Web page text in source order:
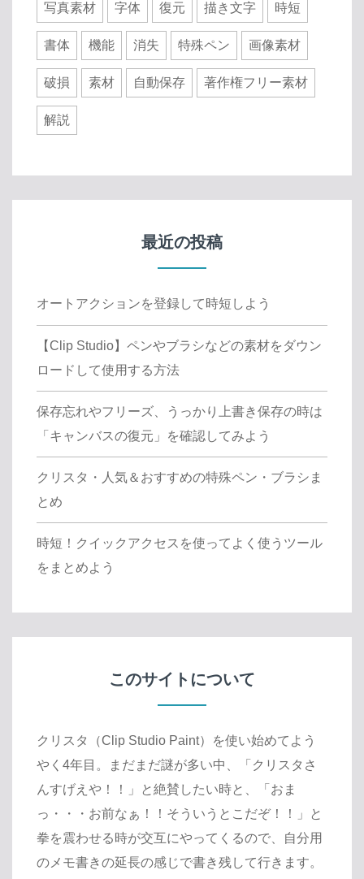
写真素材 字体 復元 描き文字 時短
書体 機能 消失 特殊ペン 画像素材
破損 素材 自動保存 著作権フリー素材
解説
最近の投稿
オートアクションを登録して時短しよう
【Clip Studio】ペンやブラシなどの素材をダウン
ロードして使用する方法
保存忘れやフリーズ、うっかり上書き保存の時は
「キャンバスの復元」を確認してみよう
クリスタ・人気＆おすすめの特殊ペン・ブラシま
とめ
時短！クイックアクセスを使ってよく使うツール
をまとめよう
このサイトについて
クリスタ（Clip Studio Paint）を使い始めてよう
やく4年目。まだまだ謎が多い中、「クリスタさ
んすげえや！！」と絶賛したい時と、「おま
っ・・・お前なぁ！！そういうとこだぞ！！」と
拳を震わせる時が交互にやってくるので、自分用
のメモ書きの延長の感じで書き残して行きます。